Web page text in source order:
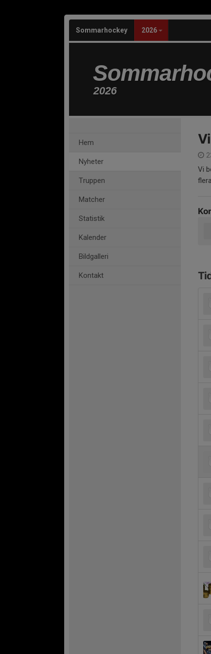
Sommarhockey 2026
2026
Hem
Nyheter
Truppen
Matcher
Statistik
Kalender
Bildgalleri
Kontakt
Vi